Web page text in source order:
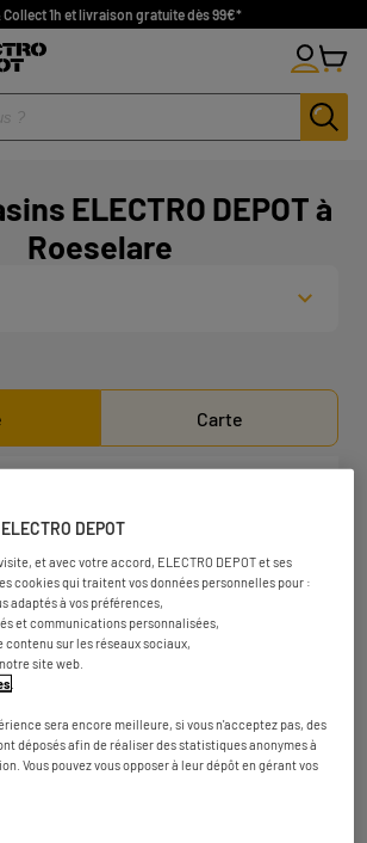
Collect 1h et livraison gratuite dès 99€*
ELECTRO DEPOT à
Roeselare
Carte
34
actuellement
Numéro Plus d'infos
DEPOT dans les
DEPOT
DEPOT
et avec votre accord, ELECTRO DEPOT et ses
cookies qui traitent vos données personnelles pour :
adaptés à vos préférences,
et communications personnalisées,
sur les réseaux sociaux,
site web.
sera encore meilleure, si vous n'acceptez pas, des
déposés afin de réaliser des statistiques anonymes à
Vous pouvez vous opposer à leur dépôt en gérant vos